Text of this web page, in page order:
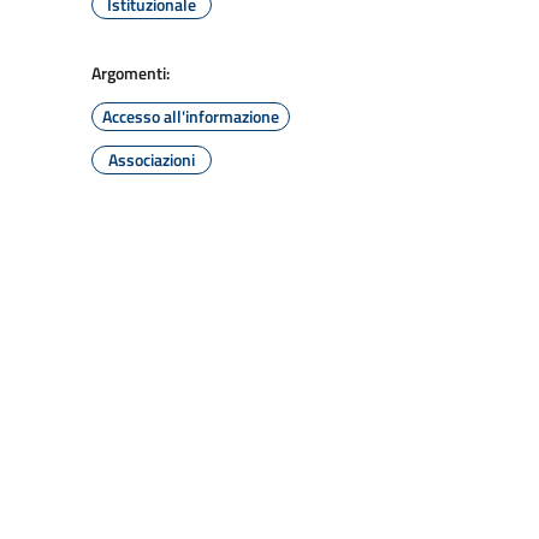
Argomenti:
Accesso all'informazione
Associazioni